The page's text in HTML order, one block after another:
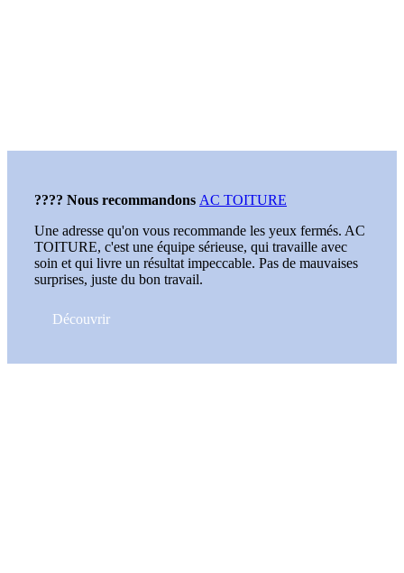
???? Nous recommandons AC TOITURE
Une adresse qu'on vous recommande les yeux fermés. AC
TOITURE, c'est une équipe sérieuse, qui travaille avec
soin et qui livre un résultat impeccable. Pas de mauvaises
surprises, juste du bon travail.
Découvrir